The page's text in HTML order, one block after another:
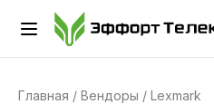
Главная Вендоры Lexmark